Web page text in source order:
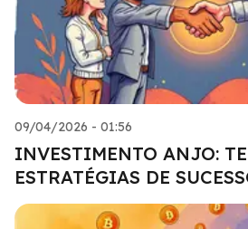
09/04/2026 - 01:56
INVESTIMENTO ANJO:
ESTRATÉGIAS DE